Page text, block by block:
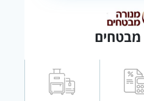
מבטחים